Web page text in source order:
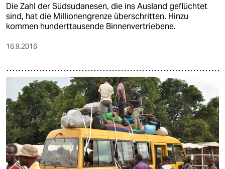
Die Zahl der Südsudanesen, die ins Ausland geflüchtet
sind, hat die Millionengrenze überschritten. Hinzu
kommen hunderttausende Binnenvertriebene.
16.9.2016